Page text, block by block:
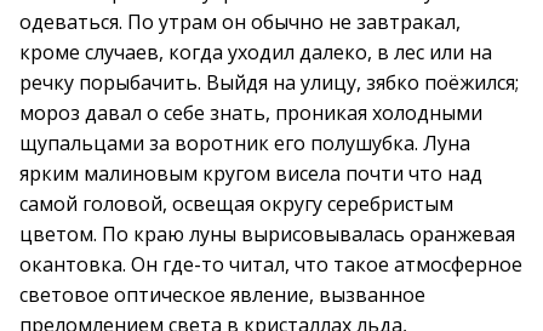
одеваться. По утрам он обычно не завтракал,
кроме случаев, когда уходил далеко, в лес или на
речку порыбачить. Выйдя на улицу, зябко поёжился;
мороз давал о себе знать, проникая холодными
щупальцами за воротник его полушубка. Луна
ярким малиновым кругом висела почти что над
самой головой, освещая округу серебристым
цветом. По краю луны вырисовывалась оранжевая
окантовка. Он где-то читал, что такое атмосферное
световое оптическое явление, вызванное
преломлением света в кристаллах льда,